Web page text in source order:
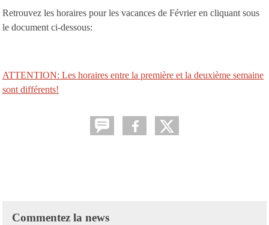
Retrouvez les horaires pour les vacances de Février en cliquant sous
le document ci-dessous:
ATTENTION: Les horaires entre la première et la deuxième semaine
sont différents!
Commentez la news